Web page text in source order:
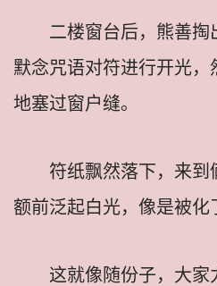
二楼窗台后，熊善掏
默念咒语对符进行开光，
地塞过窗户缝。
符纸飘然落下，来到
额前泛起白光，像是被化
这就像随份子，大家